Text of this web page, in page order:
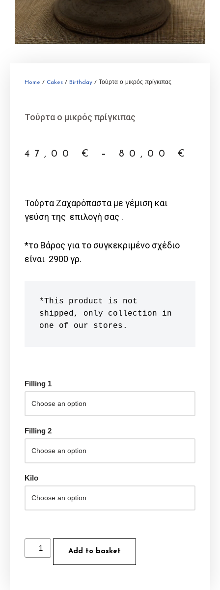
Home / Cakes / Birthday / Τούρτα ο μικρός πρίγκιπας
Τούρτα ο μικρός πρίγκιπας
47,00 € – 80,00 €
Τούρτα Ζαχαρόπαστα με γέμιση και
γεύση της επιλογή σας .
*το Βάρος για το συγκεκριμένο σχέδιο
είναι 2900 γρ.
*This product is not
shipped, only collection in
one of our stores.
Filling 1
Filling 2
Kilo
Add to basket